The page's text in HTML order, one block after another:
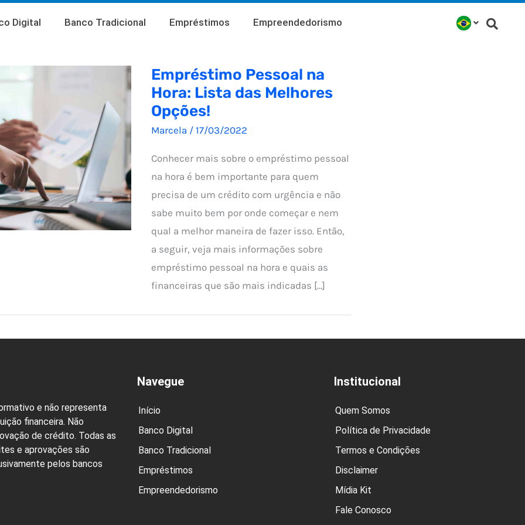
Digital Banco Tradicional Empréstimos Empreendedorismo
Empréstimo Pessoal na
Hora: Lista das Melhores
Opções!
Marcela / 17/03/2022
Conhecer mais sobre o empréstimo pessoal
na hora é bem importante para quem
precisa de um crédito com urgência e não
sabe muito bem por onde começar e nem
qual a melhor maneira de fazer isso. Então,
a seguir, veja mais informações sobre
empréstimo pessoal na hora e quais as
financeiras que são mais indicadas […]
e não representa
financeira. Não
de crédito. Todas as
e aprovações são
pelos bancos
Navegue
Início
Banco Digital
Banco Tradicional
Empréstimos
Empreendedorismo
Institucional
Quem Somos
Política de Privacidade
Termos e Condições
Disclaimer
Mídia Kit
Fale Conosco